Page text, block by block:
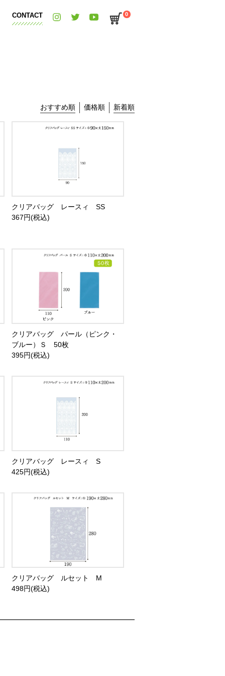
CONTACT 0
おすすめ順 価格順 新着順
クリアバッグ レースィ SS
367円(税込)
クリアバッグ パール（ピンク・
ブルー）Ｓ 50枚
395円(税込)
クリアバッグ レースィ S
425円(税込)
クリアバッグ ルセット M
498円(税込)